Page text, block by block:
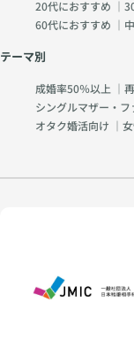
20代におすすめ ｜
60代におすすめ ｜
テーマ別
成婚率50％以上 ｜
シングルマザー・フ
オタク婚活向け ｜